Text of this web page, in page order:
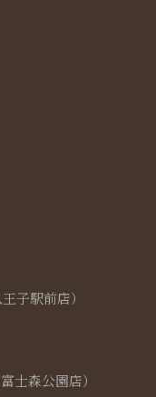
子駅前店）
士森公園店）